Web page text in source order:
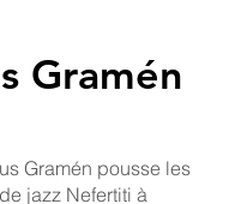
Gramén
Gramén pousse les
jazz Nefertiti à